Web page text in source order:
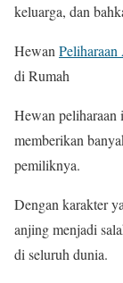
keluarga, dan
Hewan
di Rumah
Hewan peliharaan
memberikan
pemiliknya.
Dengan karakter
anjing menjadi
di seluruh dunia.